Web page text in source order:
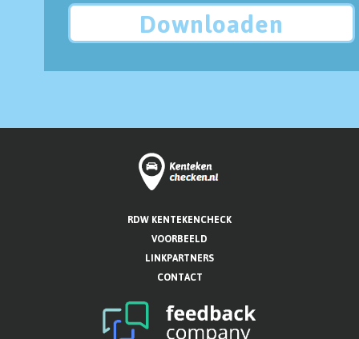
Downloaden
RDW KENTEKENCHECK
VOORBEELD
LINKPARTNERS
CONTACT